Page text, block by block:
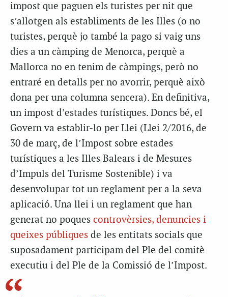
impost que paguen els turistes per nit que
s’allotgen als establiments de les Illes (o no
turistes, perquè jo també la pago si vaig uns
dies a un càmping de Menorca, perquè a
Mallorca no en tenim de càmpings, però no
entraré en detalls per no avorrir, perquè això
dona per una columna sencera). En definitiva,
un impost d’estades turístiques. Doncs bé, el
Govern va establir-lo per Llei (Llei 2/2016, de
30 de març, de l’Impost sobre estades
turístiques a les Illes Balears i de Mesures
d’Impuls del Turisme Sostenible) i va
desenvolupar tot un reglament per a la seva
aplicació. Una llei i un reglament que han
generat no poques controvèrsies, denuncies i
queixes públiques de les entitats socials que
suposadament participam del Ple del comitè
executiu i del Ple de la Comissió de l’Impost.